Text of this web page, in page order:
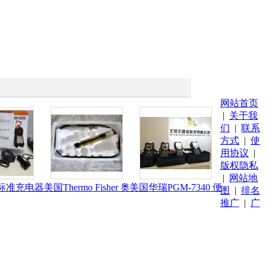
准充电器美国Thermo Fisher 奥美国华瑞PGM-7340 便
网站首页
| 关于我
们 | 联系
方式 | 使
用协议 |
版权隐私
|
网站地
图
| 排名
推广 | 广